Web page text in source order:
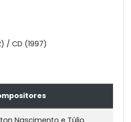
/ CD (1997)